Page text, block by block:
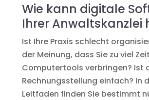
Wie kann digitale
Ihrer Anwaltskanzlei
Ist Ihre Praxis schlecht
der Meinung, dass Sie zu viel
Computertools verbringen? Ist
Rechnungsstellung einfach? In
Leitfaden finden Sie bestimmt